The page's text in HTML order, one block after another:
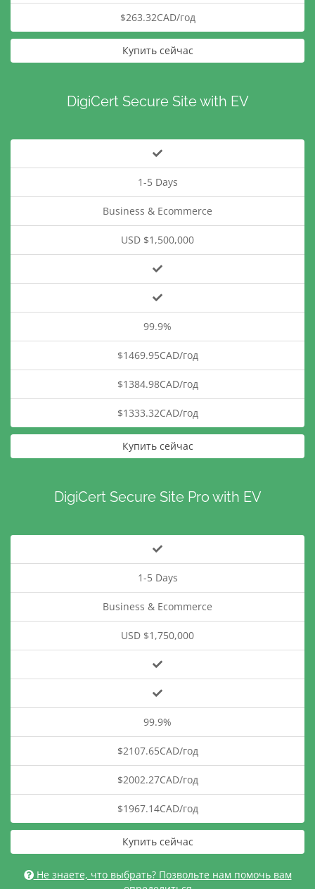
$263.32CAD/год
Купить сейчас
DigiCert Secure Site with EV
1-5 Days
Business & Ecommerce
USD $1,500,000
99.9%
$1469.95CAD/год
$1384.98CAD/год
$1333.32CAD/год
Купить сейчас
DigiCert Secure Site Pro with EV
1-5 Days
Business & Ecommerce
USD $1,750,000
99.9%
$2107.65CAD/год
$2002.27CAD/год
$1967.14CAD/год
Купить сейчас
Не знаете, что выбрать? Позвольте нам помочь вам